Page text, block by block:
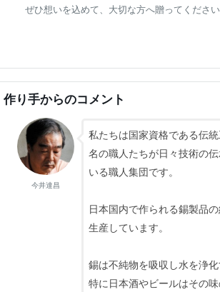
ぜひ想いを込めて、大切な方へ贈ってください
作り手からのコメント
今井達昌
私たちは国家資格である伝統
名の職人たちが日々技術の
いる職人集団です。
日本国内で作られる錫製品
生産しています。
錫は不純物を吸収し水を浄化
特に日本酒やビールはその